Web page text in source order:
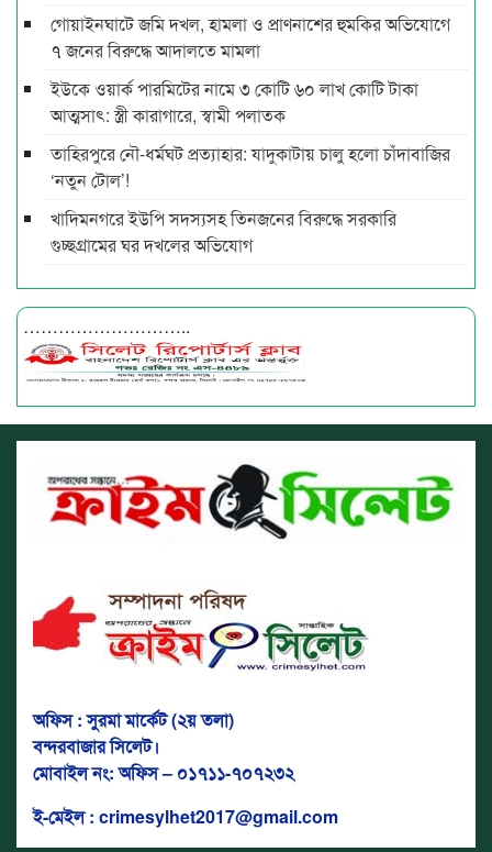
গোয়াইনঘাটে জমি দখল, হামলা ও প্রাণনাশের হুমকির অভিযোগে
৭ জনের বিরুদ্ধে আদালতে মামলা
ইউকে ওয়ার্ক পারমিটের নামে ৩ কোটি ৬০ লাখ কোটি টাকা
আত্মসাৎ: স্ত্রী কারাগারে, স্বামী পলাতক
তাহিরপুরে নৌ-ধর্মঘট প্রত্যাহার: যাদুকাটায় চালু হলো চাঁদাবাজির
‘নতুন টোল’!
খাদিমনগরে ইউপি সদস্যসহ তিনজনের বিরুদ্ধে সরকারি
গুচ্ছগ্রামের ঘর দখলের অভিযোগ
………………………..
অফিস : সুরমা মার্কেট (২য় তলা)
বন্দরবাজার সিলেট।
মোবাইল নং: অফিস – ০১৭১১-৭০৭২৩২
ই-মেইল : crimesylhet2017@gmail.com